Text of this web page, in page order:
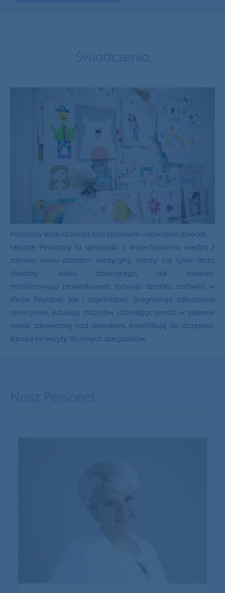
Świadczenia
Pediatrzy stale czuwają nad zdrowiem i rozwojem dziecka.
Lekarze Pediatrzy to specjaliści z wszechstronną wiedzą z
zakresu wielu dziedzin medycyny, którzy nie tylko leczą
choroby wieku dziecięcego, ale również
monitorowują prawidłowość rozwoju dziecka zarówno w
sferze fizycznej, jak i psychicznej. Diagnozują zaburzenia
rozwojowe, edukują rodziców udzielając porad w zakresie
opieki zdrowotnej nad dzieckiem, kwalifikują do szczepień,
kierują na wizyty do innych specjalistów.
Nasz Personel